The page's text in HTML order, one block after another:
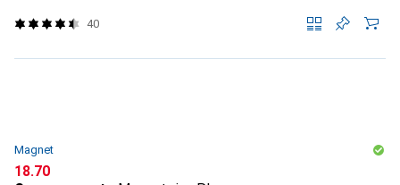
40
Magnet
CHF
18.70